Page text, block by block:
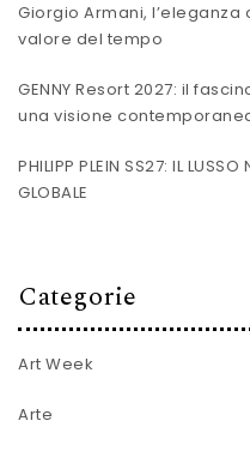
Giorgio Armani,
valore del tempo
GENNY Resort 2027: il
una visione
PHILIPP PLEIN SS27: IL
GLOBALE
Categorie
Art Week
Arte